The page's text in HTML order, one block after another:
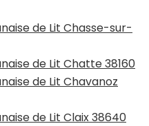
de Lit Chasse-sur-
de Lit Chatte 38160
de Lit Chavanoz
de Lit Claix 38640